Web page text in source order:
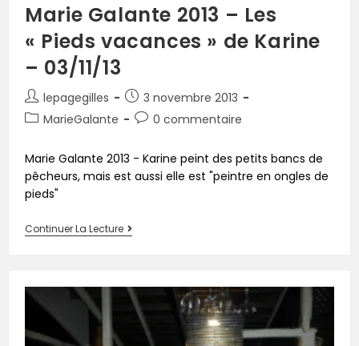
Marie Galante 2013 – Les
« Pieds vacances » de Karine
– 03/11/13
lepagegilles
3 novembre 2013
MarieGalante
0 commentaire
Marie Galante 2013 - Karine peint des petits bancs de
pêcheurs, mais est aussi elle est "peintre en ongles de
pieds"
Continuer La Lecture